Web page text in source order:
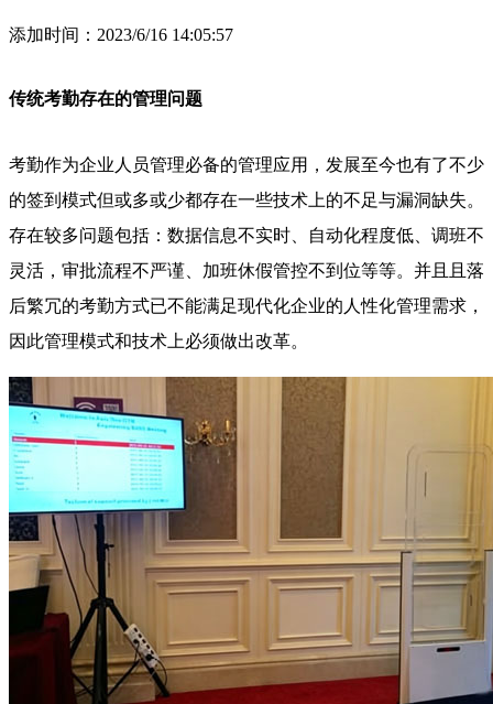
添加时间：2023/6/16 14:05:57
传统考勤存在的管理问题
考勤作为企业人员管理必备的管理应用，发展至今也有了不少
的签到模式但或多或少都存在一些技术上的不足与漏洞缺失。
存在较多问题包括：数据信息不实时、自动化程度低、调班不
灵活，审批流程不严谨、加班休假管控不到位等等。并且且落
后繁冗的考勤方式已不能满足现代化企业的人性化管理需求，
因此管理模式和技术上必须做出改革。